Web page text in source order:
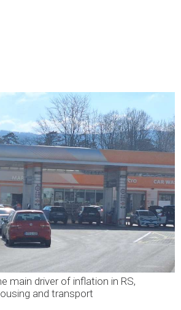
main driver of inflation in RS,
and transport